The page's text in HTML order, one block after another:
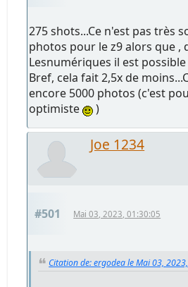
275 shots...Ce n'est pas très
photos pour le z9 alors que ,
Lesnumériques il est
Bref, cela fait 2,5x de
encore 5000 photos (c'est
optimiste
)
Joe 1234
#501 Mai 03, 2023, 01:30:05
Citation de: ergodea le Mai 03,